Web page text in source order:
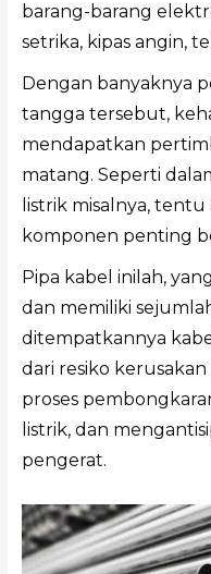
barang-barang
setrika, kipas angin,
Dengan banyaknya
tangga tersebut,
mendapatkan
matang. Seperti
listrik misalnya,
komponen penting
Pipa kabel inilah,
dan memiliki
ditempatkannya
dari resiko
proses
listrik, dan
pengerat.